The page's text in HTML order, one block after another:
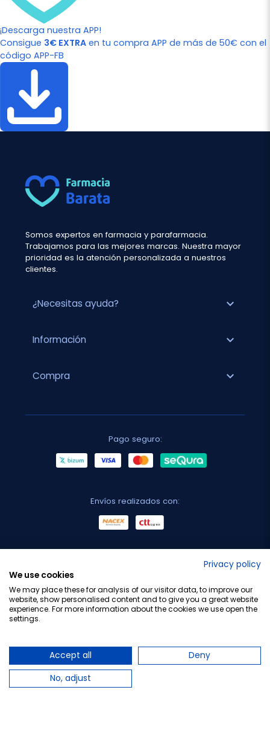
¡Descarga nuestra APP!
Consigue 3€ EXTRA en tu compra APP de más de 50€ con el
código APP-FB
Somos expertos en farmacia y parafarmacia.
Trabajamos para las mejores marcas. Nuestra mayor
prioridad es la atención personalizada a nuestros
clientes.
¿Necesitas ayuda? expand_more
Información expand_more
Compra expand_more
Pago seguro:
Envíos realizados con:
Privacy policy
We use cookies
We may place these for analysis of our visitor data, to improve our
website, show personalised content and to give you a great website
experience. For more information about the cookies we use open the
settings.
Accept all
Deny
No, adjust